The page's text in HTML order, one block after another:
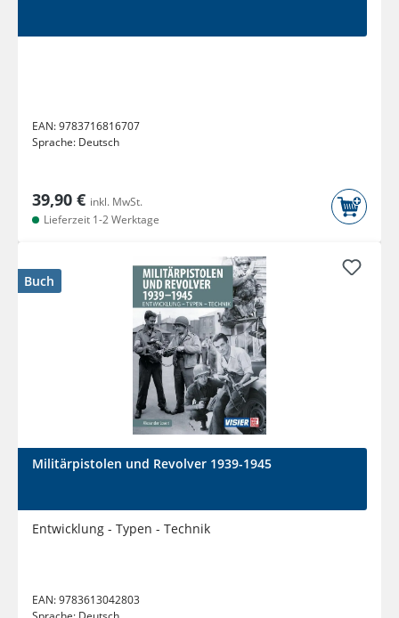
EAN:9783716816707
Sprache: Deutsch
39,90 € inkl. MwSt.
Lieferzeit 1-2 Werktage
Buch
Militärpistolen und Revolver 1939-1945
Entwicklung - Typen - Technik
EAN:9783613042803